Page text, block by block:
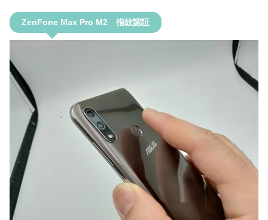
ZenFone Max Pro M2 指紋認証